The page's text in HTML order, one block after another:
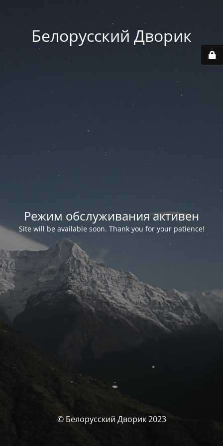
Белорусский Дворик
Режим обслуживания активен
Site will be available soon. Thank you for your patience!
© Белорусский Дворик 2023